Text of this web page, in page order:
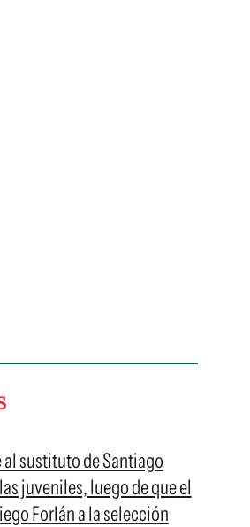
sustituto de Santiago
juveniles, luego de que el
Forlán a la selección